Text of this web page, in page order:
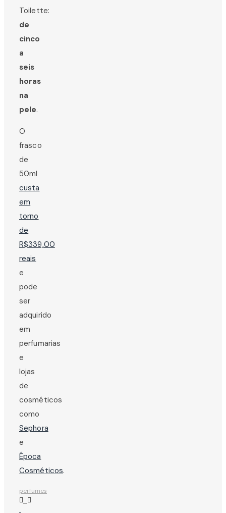
Toilette:
de
cinco
a
seis
horas
na
pele.
O
frasco
de
50ml
custa
em
torno
de
R$339,00
reais
e
pode
ser
adquirido
em
perfumarias
e
lojas
de
cosméticos
como
Sephora
e
Época
Cosméticos.
perfumes